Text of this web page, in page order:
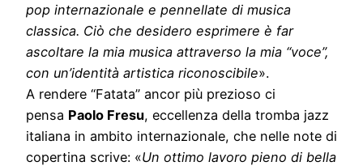
pop internazionale e pennellate di musica
classica. Ciò che desidero esprimere è far
ascoltare la mia musica attraverso la mia “voce”,
con un’identità artistica riconoscibile».
A rendere “Fatata” ancor più prezioso ci
pensa Paolo Fresu, eccellenza della tromba jazz
italiana in ambito internazionale, che nelle note di
copertina scrive: «Un ottimo lavoro pieno di bella